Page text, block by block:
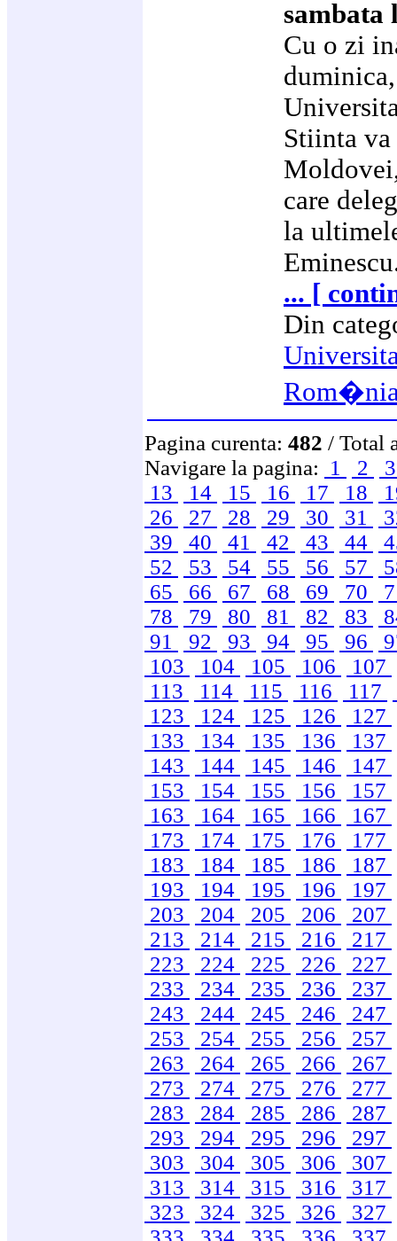
sambata
Cu o zi
Stiinta
care
la
... [
Din
Pagina curenta: 482 / Total
Navigare la pagina: 1 2
13
14 15 16 17 18
26
27 28 29 30 31
39
40 41 42 43 44
52
53 54 55 56 57
65
66 67 68 69 70
78
79 80 81 82 83
91
92 93 94 95 96
103
104 105 106
107
113
114 115 116 117
123
124 125 126
127
133
134 135 136
137
143
144 145 146
147
153
154 155 156
157
163
164 165 166
167
173
174 175 176
177
183
184 185 186
187
193
194 195 196
197
203
204 205 206
207
213
214 215 216
217
223
224 225 226
227
233
234 235 236
237
243
244 245 246
247
253
254 255 256
257
263
264 265 266
267
273
274 275 276
277
283
284 285 286
287
293
294 295 296
297
303
304 305 306
307
313
314 315 316
317
323
324 325 326
327